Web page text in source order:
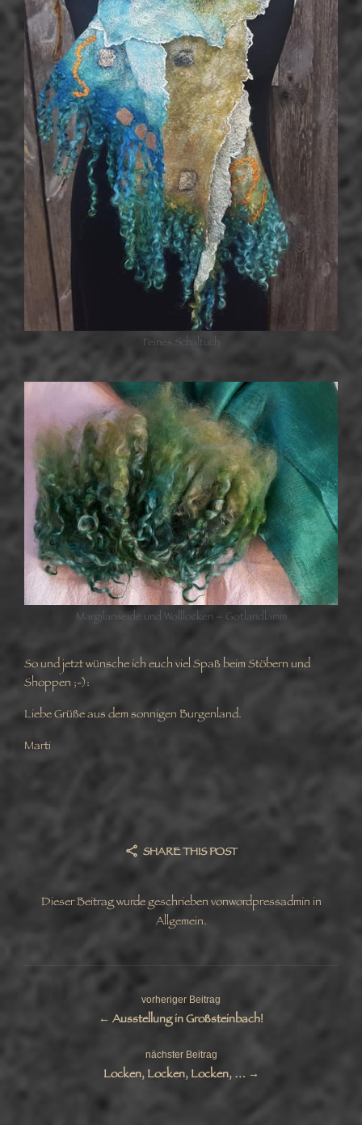
Feines Schaltuch
Margilanseide und Wolllocken – Gotlandlamm
So und jetzt wünsche ich euch viel Spaß beim Stöbern und
Shoppen ;-):
Liebe Grüße aus dem sonnigen Burgenland.
Marti
SHARE THIS POST
Dieser Beitrag wurde geschrieben vonwordpressadmin in
Allgemein.
vorheriger Beitrag
← Ausstellung in Großsteinbach!
nächster Beitrag
Locken, Locken, Locken, … →